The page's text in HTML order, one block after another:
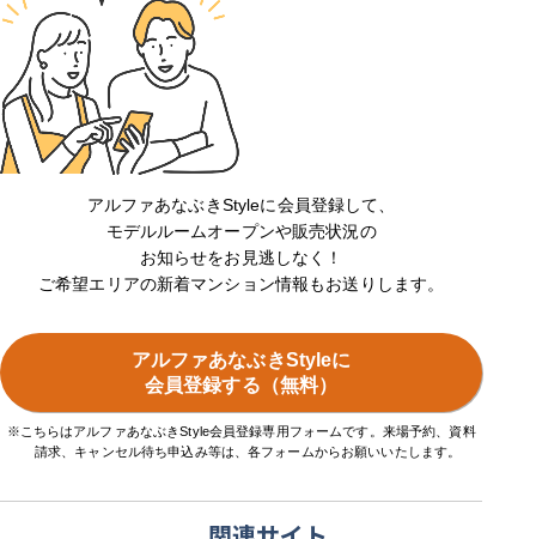
アルファあなぶきStyleに会員登録して、
モデルルームオープンや販売状況の
お知らせをお見逃しなく！
ご希望エリアの新着マンション情報もお送りします。
アルファあなぶきStyleに
会員登録する（無料）
※こちらはアルファあなぶきStyle会員登録専用フォームです。来場予約、資料
請求、キャンセル待ち申込み等は、各フォームからお願いいたします。